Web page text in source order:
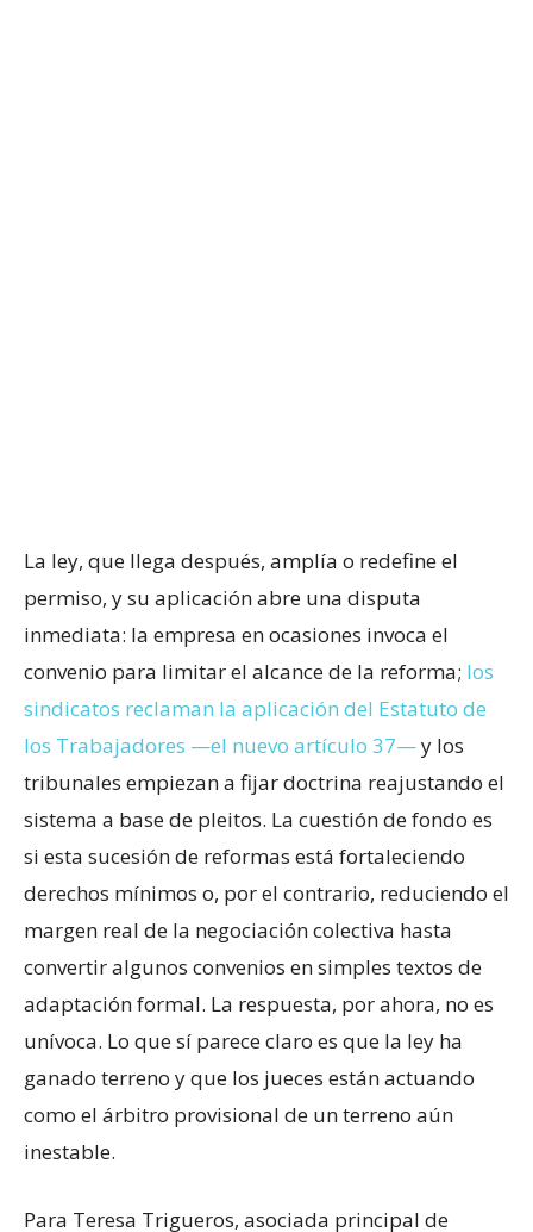
La ley, que llega después, amplía o redefine el
permiso, y su aplicación abre una disputa
inmediata: la empresa en ocasiones invoca el
convenio para limitar el alcance de la reforma; los
sindicatos reclaman la aplicación del Estatuto de
los Trabajadores —el nuevo artículo 37—y los
tribunales empiezan a fijar doctrina reajustando el
sistema a base de pleitos. La cuestión de fondo es
si esta sucesión de reformas está fortaleciendo
derechos mínimos o, por el contrario, reduciendo el
margen real de la negociación colectiva hasta
convertir algunos convenios en simples textos de
adaptación formal. La respuesta, por ahora, no es
unívoca. Lo que sí parece claro es que la ley ha
ganado terreno y que los jueces están actuando
como el árbitro provisional de un terreno aún
inestable.
Para Teresa Trigueros, asociada principal de